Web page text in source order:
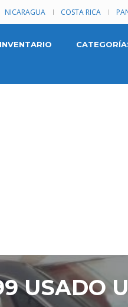
NICARAGUA COSTA RICA
INVENTARIO
USADO